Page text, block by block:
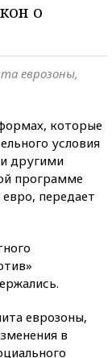
о
еврозоны,
которые
условия
другими
программе
передает
еврозоны,
в